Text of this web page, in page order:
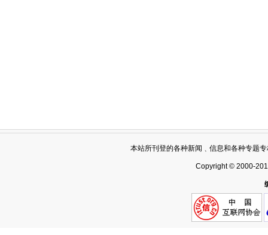
本站所刊登的各种新闻﹑信息和各种专题
Copyright © 2000-